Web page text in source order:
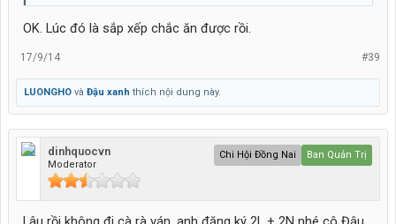
OK. Lúc đó là sắp xếp chắc ăn được rồi.
#39
17/9/14
LUONGHO và Đậu xanh thích nội dung này.
dinhquocvn
Moderator
Ban Quản Trị
Chi Hội Đồng Nai